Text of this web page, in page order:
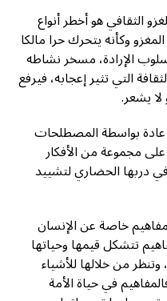
الثقافي هو أخطر أنواع
وكأنه يتحرك حرا مالكا
الإرادة، مسخر نشاطه
التي تثير إعجابه، فيرفع
يشعر.
عادة بواسطة المصطلحات
على مجموعة من الأفكار
دربها الحضاري لتشييد
خاصة عن الإنسان
تتشكل قيمها وحياتها
من خلالها للأشياء
في حياة الأمة